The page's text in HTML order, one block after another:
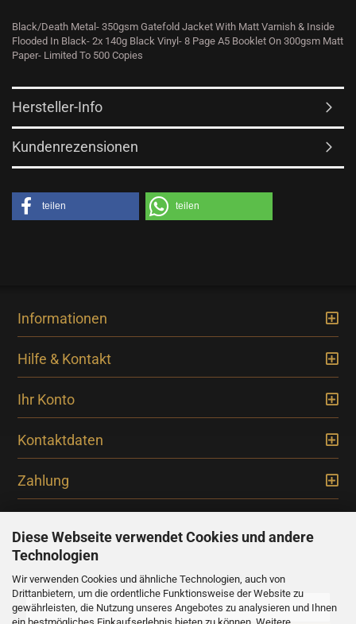
Diese Webseite verwendet Cookies und andere
Technologien
Wir verwenden Cookies und ähnliche Technologien, auch von
Drittanbietern, um die ordentliche Funktionsweise der Website zu
gewährleisten, die Nutzung unseres Angebotes zu analysieren und Ihnen
Black/Death Metal- 350gsm Gatefold Jacket With Matt Varnish & Inside
Flooded In Black- 2x 140g Black Vinyl- 8 Page A5 Booklet On 300gsm Matt
Paper- Limited To 500 Copies
Hersteller-Info
Kundenrezensionen
teilen teilen
Informationen
Hilfe & Kontakt
Ihr Konto
Kontaktdaten
Zahlung
Newsletter